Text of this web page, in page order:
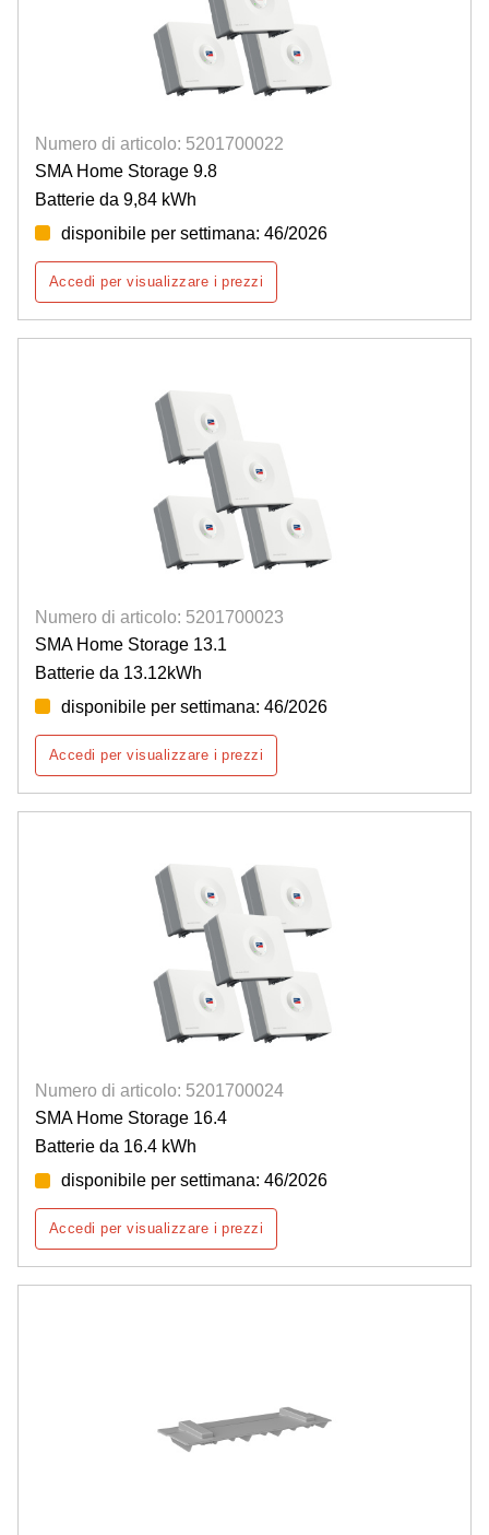
Numero di articolo: 5201700022
SMA Home Storage 9.8
Batterie da 9,84 kWh
disponibile per settimana: 46/2026
Accedi per visualizzare i prezzi
Numero di articolo: 5201700023
SMA Home Storage 13.1
Batterie da 13.12kWh
disponibile per settimana: 46/2026
Accedi per visualizzare i prezzi
Numero di articolo: 5201700024
SMA Home Storage 16.4
Batterie da 16.4 kWh
disponibile per settimana: 46/2026
Accedi per visualizzare i prezzi